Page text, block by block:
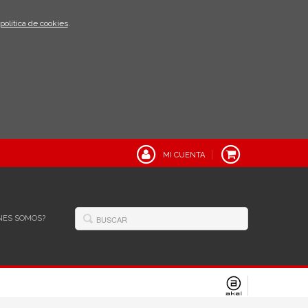
política de cookies.
MI CUENTA
SOMOS?